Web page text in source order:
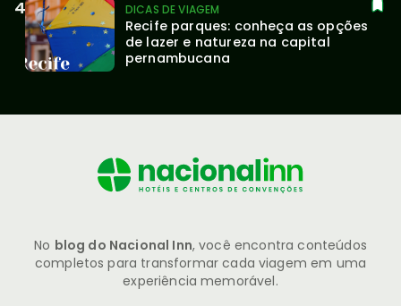
DICAS DE VIAGEM
Recife parques: conheça as opções
de lazer e natureza na capital
pernambucana
No blog do Nacional Inn, você encontra conteúdos
completos para transformar cada viagem em uma
experiência memorável.